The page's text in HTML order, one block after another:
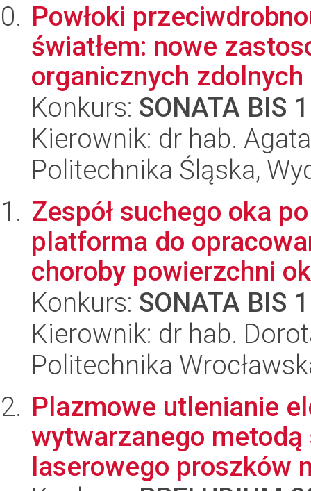
Powłoki
światłem: nowe
organicznych
Konkurs: SONATA BIS
Kierownik: dr hab.
Politechnika Śląska,
Zespół suchego oka
platforma do
choroby powierzchni
Konkurs: SONATA BIS
Kierownik: dr hab.
Politechnika
Plazmowe utlenianie
wytwarzanego
laserowego proszków